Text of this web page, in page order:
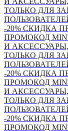
ТОЛЬКО ДЛЯ
-20% СКИДКА
ПРОМОКОД
И
ТОЛЬКО ДЛЯ
-20% СКИДКА
ПРОМОКОД
И
ТОЛЬКО ДЛЯ
-20% СКИДКА
ПРОМОКОД